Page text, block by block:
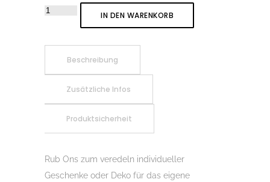
Rub-
Kränze
Rubon,
Randlos,
Ons,
Rubbelsticker,
IN DEN WARENKORB
Beschreibung
Zusätzliche Infos
Produktsicherheit
Rub Ons zum veredeln individueller
Geschenke oder Deko für das eigene